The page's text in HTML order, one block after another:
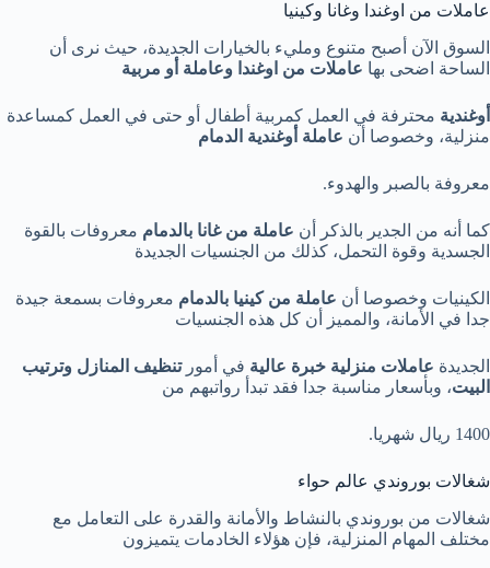
عاملات من اوغندا وغانا وكينيا
السوق الآن أصبح متنوع ومليء بالخيارات الجديدة، حيث نرى أن
الساحة اضحى بها عاملات من اوغندا وعاملة أو مربية
أوغندية محترفة في العمل كمربية أطفال أو حتى في العمل كمساعدة
منزلية، وخصوصا أن عاملة أوغندية الدمام
معروفة بالصبر والهدوء.
كما أنه من الجدير بالذكر أن عاملة من غانا بالدمام معروفات بالقوة
الجسدية وقوة التحمل، كذلك من الجنسيات الجديدة
الكينيات وخصوصا أن عاملة من كينيا بالدمام معروفات بسمعة جيدة
جدا في الأمانة، والمميز أن كل هذه الجنسيات
الجديدة عاملات منزلية خبرة عالية في أمورتنظيف المنازل وترتيب
البيت، وبأسعار مناسبة جدا فقد تبدأ رواتبهم من
1400 ريال شهريا.
شغالات بوروندي عالم حواء
شغالات من بوروندي بالنشاط والأمانة والقدرة على التعامل مع
مختلف المهام المنزلية، فإن هؤلاء الخادمات يتميزون